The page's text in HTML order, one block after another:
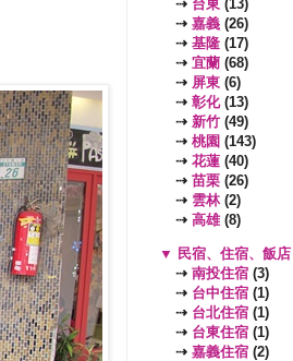
⇢ 台東 (13)
⇢ 嘉義 (26)
⇢ 基隆 (17)
⇢ 宜蘭 (68)
⇢ 屏東 (6)
⇢ 彰化(13)
⇢ 新竹 (49)
⇢ 桃園 (143)
⇢ 花蓮 (40)
⇢ 苗栗 (26)
⇢ 雲林(2)
⇢ 高雄(8)
▼ 民宿、住宿、飯店
⇢ 南投住宿 (3)
⇢ 台中住宿 (1)
⇢ 台北住宿 (1)
⇢ 台東住宿 (1)
⇢ 嘉義住宿 (2)